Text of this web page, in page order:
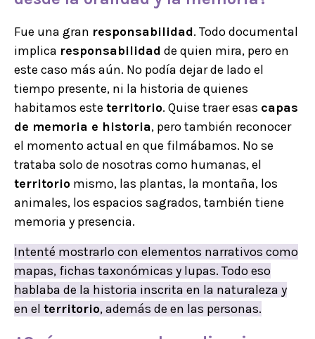
Fue una gran responsabilidad. Todo documental
implica responsabilidad de quien mira, pero en
este caso más aún. No podía dejar de lado el
tiempo presente, ni la historia de quienes
habitamos este territorio. Quise traer esas capas
de memoria e historia, pero también reconocer
el momento actual en que filmábamos. No se
trataba solo de nosotras como humanas, el
territorio mismo, las plantas, la montaña, los
animales, los espacios sagrados, también tiene
memoria y presencia.
Intenté mostrarlo con elementos narrativos como
mapas, fichas taxonómicas y lupas. Todo eso
hablaba de la historia inscrita en la naturaleza y
en el territorio, además de en las personas.